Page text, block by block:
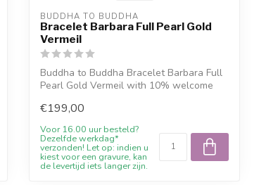
BUDDHA TO BUDDHA
Bracelet Barbara Full Pearl Gold
Vermeil
Buddha to Buddha Bracelet Barbara Full
Pearl Gold Vermeil with 10% welcome
€199,00
Voor 16.00 uur besteld?
Dezelfde werkdag*
verzonden! Let op: indien u
kiest voor een gravure, kan
de levertijd iets langer zijn.